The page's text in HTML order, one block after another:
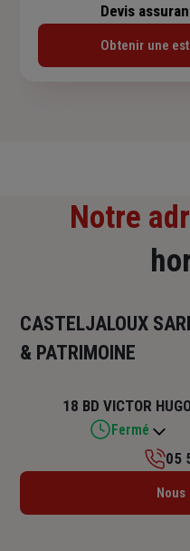
Devis
Obtenir une
Notre
CASTELJALOUX
& PATRIMOINE
18 BD VICTOR
Fermé
Lundi :
05